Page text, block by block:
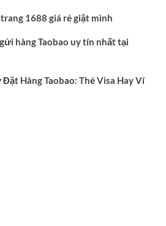
1688 giá rẻ giật mình
hàng Taobao uy tín nhất tại
Hàng Taobao: Thẻ Visa Hay Ví